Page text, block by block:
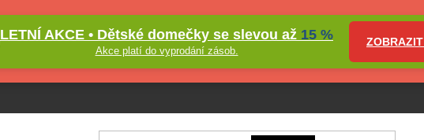
LETNÍ AKCE • Dětské domečky se slevou až 15 %
Akce platí do vyprodání zásob.